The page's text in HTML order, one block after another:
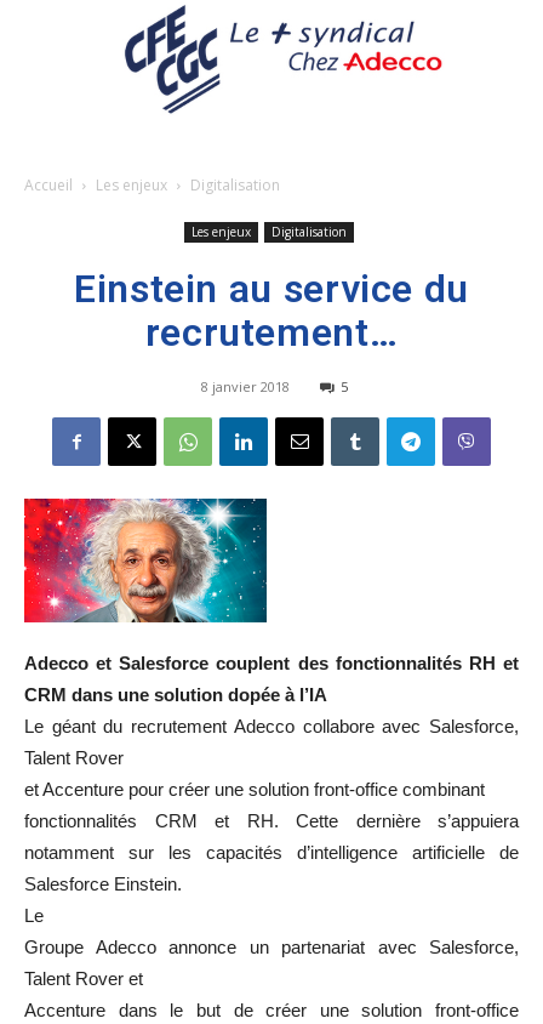
Accueil Les enjeux Digitalisation
Les enjeux Digitalisation
Einstein au service du
recrutement…
8 janvier 2018 5
Adecco et Salesforce couplent des fonctionnalités RH et
CRM dans une solution dopée à l’IA
Le géant du recrutement Adecco collabore avec Salesforce,
Talent Rover
et Accenture pour créer une solution front-office combinant
fonctionnalités CRM et RH. Cette dernière s’appuiera
notamment sur les capacités d’intelligence artificielle de
Salesforce Einstein.
Le
Groupe Adecco annonce un partenariat avec Salesforce,
Talent Rover et
Accenture dans le but de créer une solution front-office